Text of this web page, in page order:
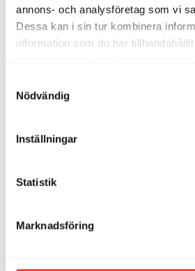
annons- och analysföretag som vi
Dessa kan i sin tur kombinera
information som du har
Nödvändig
Inställningar
Statistik
Marknadsföring